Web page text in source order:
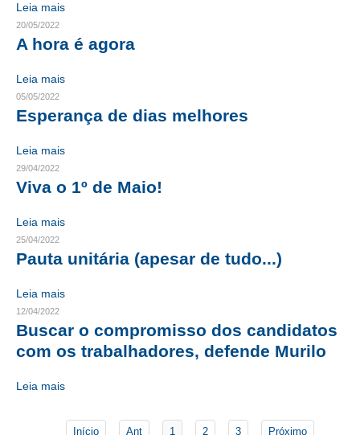
RES 1.002/2002 – CÓDIGO DE ÉTICA
PISO SALARIAL
OPORTUNIDADES
APRESENTAÇÃO
EMPREGO E ESTÁGIO
CARREIRA
GUIA DAS ENGENHARIAS
Leia mais
20/05/2022
A hora é agora
Leia mais
05/05/2022
Esperança de dias melhores
Leia mais
29/04/2022
Viva o 1º de Maio!
Leia mais
25/04/2022
Pauta unitária (apesar de tudo...)
Leia mais
12/04/2022
Buscar o compromisso dos candidatos
com os trabalhadores, defende Murilo
Leia mais
Início Ant 1 2 3
Próximo